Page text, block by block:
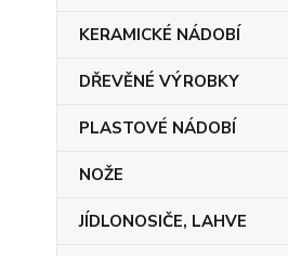
KERAMICKÉ NÁDOBÍ
DŘEVĚNÉ VÝROBKY
PLASTOVÉ NÁDOBÍ
NOŽE
JÍDLONOSIČE, LAHVE